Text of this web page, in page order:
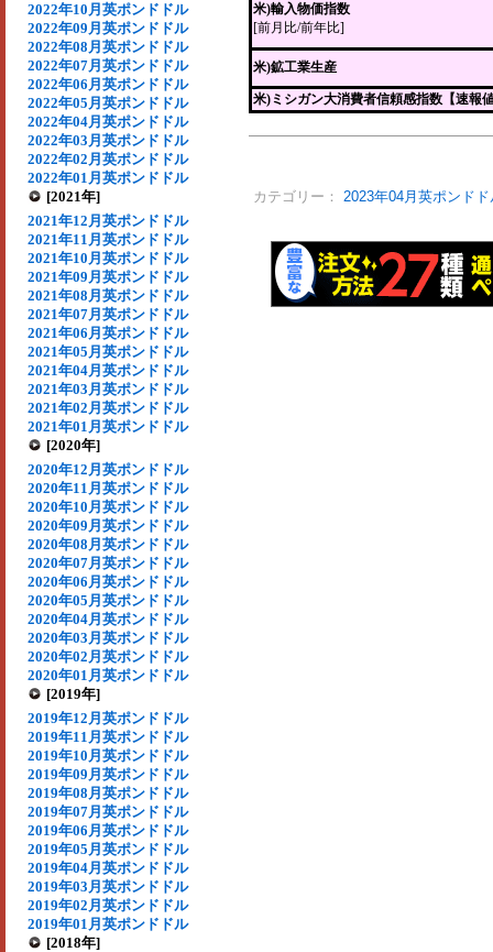
2022年10月英ポンドドル
2022年09月英ポンドドル
2022年08月英ポンドドル
2022年07月英ポンドドル
2022年06月英ポンドドル
2022年05月英ポンドドル
2022年04月英ポンドドル
2022年03月英ポンドドル
2022年02月英ポンドドル
2022年01月英ポンドドル
[2021年]
2021年12月英ポンドドル
2021年11月英ポンドドル
2021年10月英ポンドドル
2021年09月英ポンドドル
2021年08月英ポンドドル
2021年07月英ポンドドル
2021年06月英ポンドドル
2021年05月英ポンドドル
2021年04月英ポンドドル
2021年03月英ポンドドル
2021年02月英ポンドドル
2021年01月英ポンドドル
[2020年]
2020年12月英ポンドドル
2020年11月英ポンドドル
2020年10月英ポンドドル
2020年09月英ポンドドル
2020年08月英ポンドドル
2020年07月英ポンドドル
2020年06月英ポンドドル
2020年05月英ポンドドル
2020年04月英ポンドドル
2020年03月英ポンドドル
2020年02月英ポンドドル
2020年01月英ポンドドル
[2019年]
2019年12月英ポンドドル
2019年11月英ポンドドル
2019年10月英ポンドドル
2019年09月英ポンドドル
2019年08月英ポンドドル
2019年07月英ポンドドル
2019年06月英ポンドドル
2019年05月英ポンドドル
2019年04月英ポンドドル
2019年03月英ポンドドル
2019年02月英ポンドドル
2019年01月英ポンドドル
[2018年]
米)輸入物価指数
[前月比/前年比]
米)鉱工業生産
米)ミシガン大消費者信頼感指数【速報
カテゴリー： 2023年04月英ポンドド